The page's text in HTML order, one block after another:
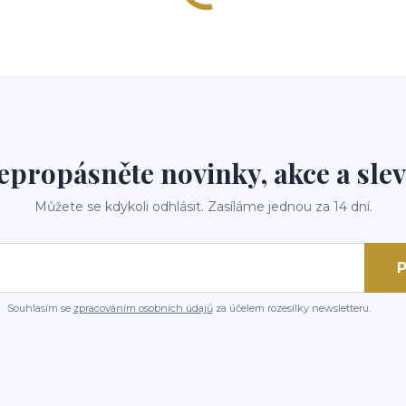
novinky, akce a
Můžete se kdykoli odhlásit. Zasíláme jednou za 14 dní.
Souhlasím se zpracováním osobních údajůza účelem rozesílky newsletteru.